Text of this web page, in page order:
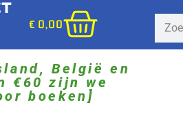
€ 0,00
België en
€60 zijn we
boeken]